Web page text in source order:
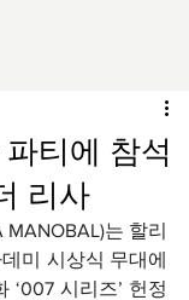
티에 참석
리사
는 할리
미 시상식 무대에
‘007 시리즈’ 헌정